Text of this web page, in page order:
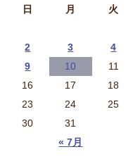
日
月 火
« 7月
2
3 4
9
10 11
16
17 18
23
24 25
30
31